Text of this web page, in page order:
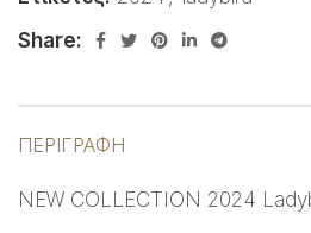
Share:
ΠΕΡΙΓΡΑΦΉ
NEW COLLECTION 2024